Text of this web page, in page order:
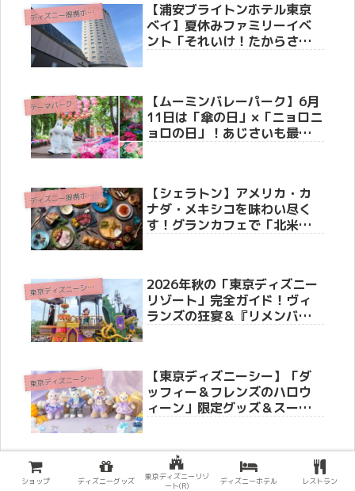
デ
ィズニー提携ホテル
【浦安ブライトンホテル東京
ベイ】夏休みファミリーイベ
ント「それいけ！たからさが
テーマパーク
【ムーミンバレーパーク】6月
11日は「傘の日」×「ニョロニ
ョロの日」！あじさいも最盛
デ
ィズニー提携ホテル
【シェラトン】アメリカ・カ
ナダ・メキシコを味わい尽く
す！グランカフェで「北米フ
東
京ディズニーシー(R)
2026年秋の「東京ディズニー
リゾート」完全ガイド！ヴィ
ランズの狂宴＆『リメンバ
東
京ディズニーシー(R)
【東京ディズニーシー】「ダ
ッフィー＆フレンズのハロウ
ィーン」限定グッズ＆スーベ
テル・リゾートライン情報も
徹底紹介
ショップ ディズニーグッズ
東京ディズニーリゾ
ート(R)
ディズニーホテル レストラン